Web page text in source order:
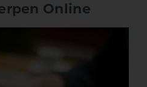
Online